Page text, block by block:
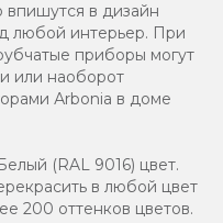
впишутся в дизайн
любой интерьер. При
приборы могут
или наоборот
Аrbonia в доме
(RAL 9016) цвет.
в любой цвет
200 оттенков цветов.